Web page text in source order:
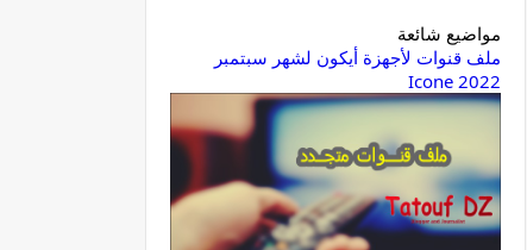
مواضيع شائعة
ملف قنوات لأجهزة أيكون لشهر سبتمبر
2022 Icone